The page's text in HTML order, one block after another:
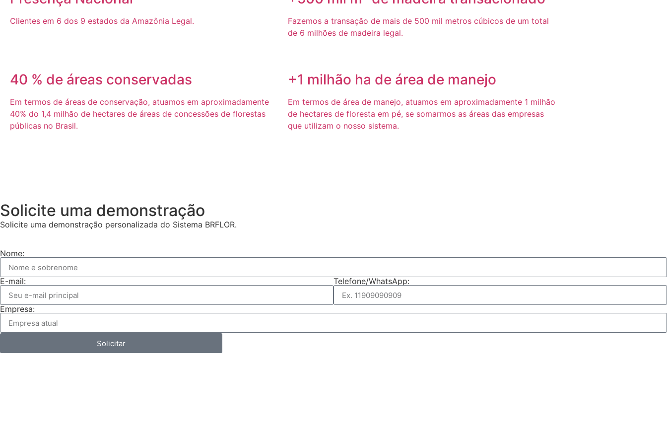
Clientes em 6 dos 9 estados da Amazônia Legal.
Fazemos a transação de mais de 500 mil metros cúbicos de um total
de 6 milhões de madeira legal.
40 % de áreas conservadas
Em termos de áreas de conservação, atuamos em aproximadamente
40% do 1,4 milhão de hectares de áreas de concessões de florestas
públicas no Brasil.
+1 milhão ha de área de manejo
Em termos de área de manejo, atuamos em aproximadamente 1 milhão
de hectares de floresta em pé, se somarmos as áreas das empresas
que utilizam o nosso sistema.
Solicite uma demonstração
Solicite uma demonstração personalizada do Sistema BRFLOR.
Nome:
E-mail: Telefone/WhatsApp:
Empresa:
Solicitar